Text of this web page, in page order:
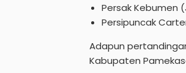
Persak Kebumen
Persipuncak
Adapun
Kabupaten